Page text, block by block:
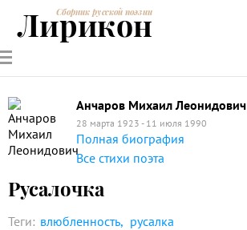
РУССКИЕ
ПОЭТЫ
СОВРЕМЕННИКИЭНЦИКЛОПЕДИЯ
ПОЭЗИИ
Сборник русской поэзии
Лирикон
Анчаров Михаил Леонидович
28 марта 1923 - 11 июля 1990
Полная биография
Все стихи поэта
Русалочка
Теги: влюбленность русалка